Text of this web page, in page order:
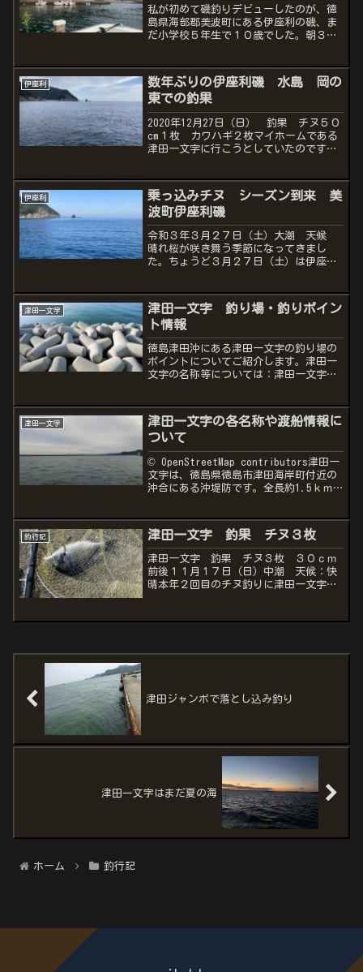
私が初めて磯釣りデビューしたのが、徳
島県海部郡美波町にある伊座利の磯、ま
だ小学校５年生で１０歳でした。朝３時
て（当時は高速道路なんてない）伊座利
漁港に連れて行ってもらっ...
伊座利
数年ぶりの伊座利磯 水島 岡の
東での釣果
2020年12月27日（日） 釣果 チヌ５０
cm１枚 カワハギ２枚マイホームである
津田一文字に行こうとしていたのです
がかかり船が出せないと言うことで、急
遽津田一文字に行...
伊座利
乗っ込みチヌ シーズン到来 美
波町伊座利磯
令和３年３月２７日（土）大潮 天候
晴れ桜が咲き舞う季節になってきまし
た。ちょうど３月２７日（土）は伊座利
ってくる時期です。この時期のチヌたち
は食欲旺盛で丸々とお腹がパ...
津田一文字
津田一文字 釣り場・釣りポイン
ト情報
徳島津田沖にある津田一文字の釣り場の
ポイントについてご紹介します。津田一
文字の名称等については：津田一文字の
ロダイ）を釣ったらいいの？どこが良く
チヌ（クロダイ）が釣れ...
津田一文字
津田一文字の各名称や渡船情報に
ついて
© OpenStreetMap contributors津田一
文字は、徳島県徳島市津田海岸町付近の
沖合にある沖堤防です。全長約1.5ｋｍ
文字防波堤の1つで、年間を通し...
釣行記 津田一文字 釣果 チヌ３枚
津田一文字 釣果 チヌ３枚 ３０ｃｍ
前後１１月１７日（日）中潮 天候：快
晴本年２回目のチヌ釣りに津田一文字に
ってるサンライズ渡船様の一番船６時３
津田ジャンボで落とし込み釣り
津田一文字はまだ夏の海
ホーム 釣行記